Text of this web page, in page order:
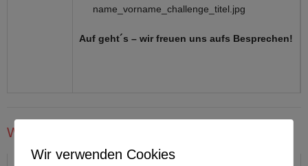
name_vorname_challenge_titel.jpg
Auf geht´s – wir freuen uns aufs Besprechen!
Wettbewerbe:
Wir verwenden Cookies